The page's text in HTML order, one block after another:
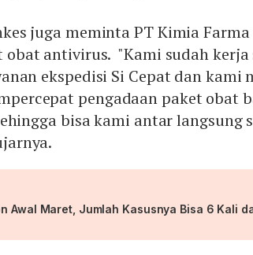
juga meminta PT Kimia
obat antivirus. "Kami sudah kerja
ekspedisi Si Cepat dan kami
pengadaan paket obat
bisa kami antar langsung
Awal Maret, Jumlah Kasusnya Bisa 6 Kali